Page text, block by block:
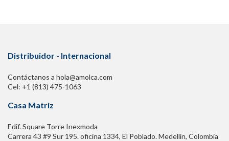
Distribuidor - Internacional
Contáctanos a hola@amolca.com
Cel: +1 (813) 475-1063
Casa Matriz
Edif. Square Torre Inexmoda
Carrera 43 #9 Sur 195. oficina 1334, El Poblado. Medellín, Colombia